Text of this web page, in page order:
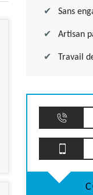
Sans
Artisan
Travail